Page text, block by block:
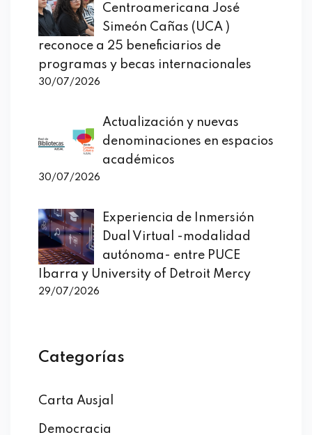
Centroamericana José
Simeón Cañas (UCA )
reconoce a 25 beneficiarios de
programas y becas internacionales
30/07/2026
Actualización y nuevas
denominaciones en espacios
académicos
30/07/2026
Experiencia de Inmersión
Dual Virtual -modalidad
autónoma- entre PUCE
Ibarra y University of Detroit Mercy
29/07/2026
Categorías
Carta Ausjal
Democracia